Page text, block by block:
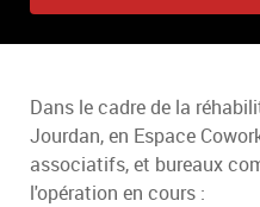
Dans le cadre de la
Jourdan, en Espace
associatifs, et bureaux
l'opération en cours :